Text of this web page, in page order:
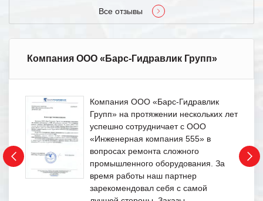
Все отзывы
Компания ООО «Барс-Гидравлик Групп»
Компания ООО «Барс-Гидравлик
Групп» на протяжении нескольких лет
успешно сотрудничает с ООО
«Инженерная компания 555» в
вопросах ремонта сложного
промышленного оборудования. За
время работы наш партнер
зарекомендовал себя с самой